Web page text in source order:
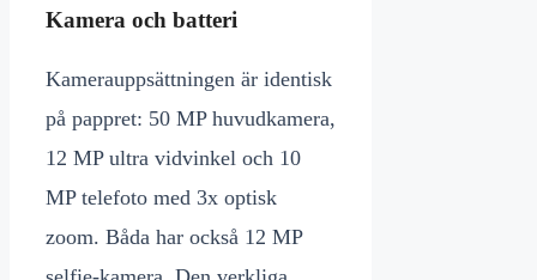
Kamera och batteri
Kamerauppsättningen är identisk
på pappret: 50 MP huvudkamera,
12 MP ultra vidvinkel och 10
MP telefoto med 3x optisk
zoom. Båda har också 12 MP